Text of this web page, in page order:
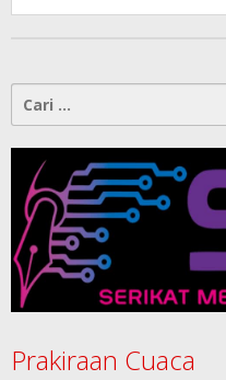
Cari
Prakiraan Cuaca